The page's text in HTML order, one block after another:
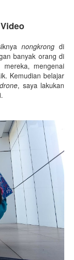
nongkrong di
banyak orang di
mengenai
Kemudian belajar
drone, saya lakukan